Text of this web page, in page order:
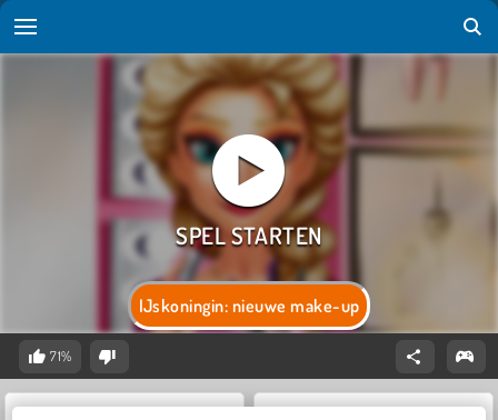
IJskoningin: nieuwe make-up
71%